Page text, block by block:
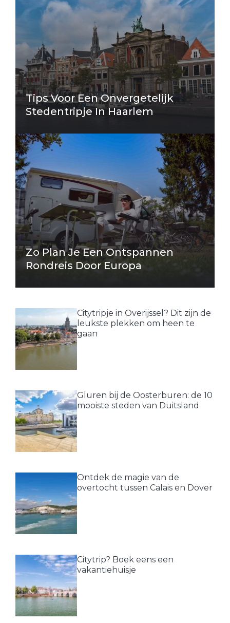
Tips Voor Een Onvergetelijk
Stedentripje In Haarlem
Zo Plan Je Een Ontspannen
Rondreis Door Europa
Citytripje in Overijssel? Dit zijn de
leukste plekken om heen te
gaan
Gluren bij de Oosterburen: de 10
mooiste steden van Duitsland
Ontdek de magie van de
overtocht tussen Calais en Dover
Citytrip? Boek eens een
vakantiehuisje